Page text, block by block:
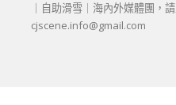
｜自助滑雪｜海內外媒體團，
cjscene.info@gmail.com